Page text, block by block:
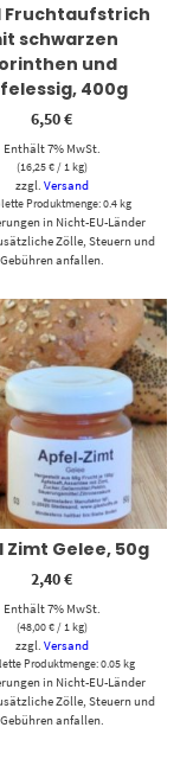
Fruchtaufstrich
schwarzen
und
400g
6,50€
Enthält 7% MwSt.
(16,25€/ 1 kg)
zzgl. Versand
Produktmenge: 0.4 kg
in Nicht-EU-Länder
Zölle, Steuern und
Gebühren anfallen.
Zimt Gelee, 50g
2,40€
Enthält 7% MwSt.
(48,00€/ 1 kg)
zzgl. Versand
Produktmenge: 0.05 kg
in Nicht-EU-Länder
Zölle, Steuern und
Gebühren anfallen.